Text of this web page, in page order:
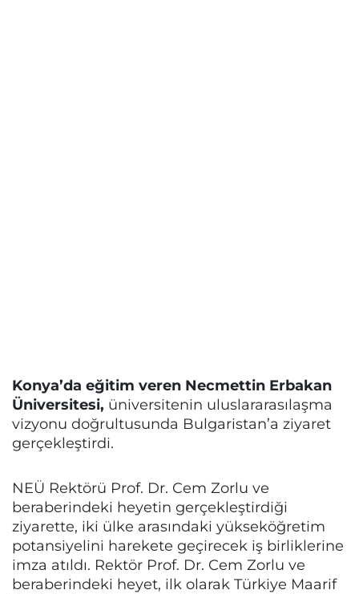
Konya’da eğitim veren Necmettin Erbakan
Üniversitesi, üniversitenin uluslararasılaşma
vizyonu doğrultusunda Bulgaristan’a ziyaret
gerçekleştirdi.
NEÜ Rektörü Prof. Dr. Cem Zorlu ve
beraberindeki heyetin gerçekleştirdiği
ziyarette, iki ülke arasındaki yükseköğretim
potansiyelini harekete geçirecek iş birliklerine
imza atıldı. Rektör Prof. Dr. Cem Zorlu ve
beraberindeki heyet, ilk olarak Türkiye Maarif